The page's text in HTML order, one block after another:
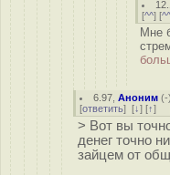
[^^] [
Мне
6.97 ,Аноним (-
[ответить] [↓] [↑]
> Вот вы
денег точно
зайцем от